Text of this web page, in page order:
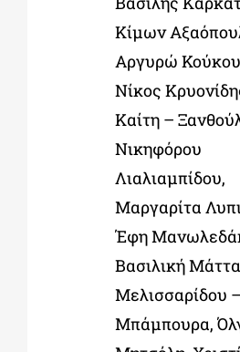
Κίμων
Αργυρώ
Νίκος
Καίτη –
Νικηφόρου
Λιαλιαμπίδου,
Μαργαρίτα
Έφη
Bασιλική
Μελισσαρίδου –
Μπάμπουρα,